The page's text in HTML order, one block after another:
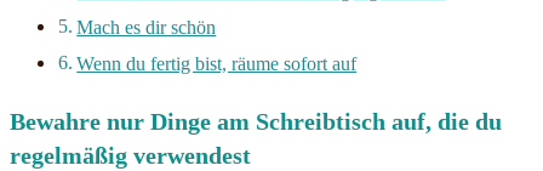
Mach es dir schön
Wenn du fertig bist, räume sofort auf
Bewahre nur Dinge am Schreibtisch auf, die du
regelmäßig verwendest